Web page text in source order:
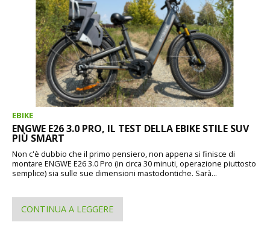
EBIKE
ENGWE E26 3.0 PRO, IL TEST DELLA EBIKE STILE SUV
PIÙ SMART
Non c'è dubbio che il primo pensiero, non appena si finisce di
montare ENGWE E26 3.0 Pro (in circa 30 minuti, operazione piuttosto
semplice) sia sulle sue dimensioni mastodontiche. Sarà...
CONTINUA A LEGGERE